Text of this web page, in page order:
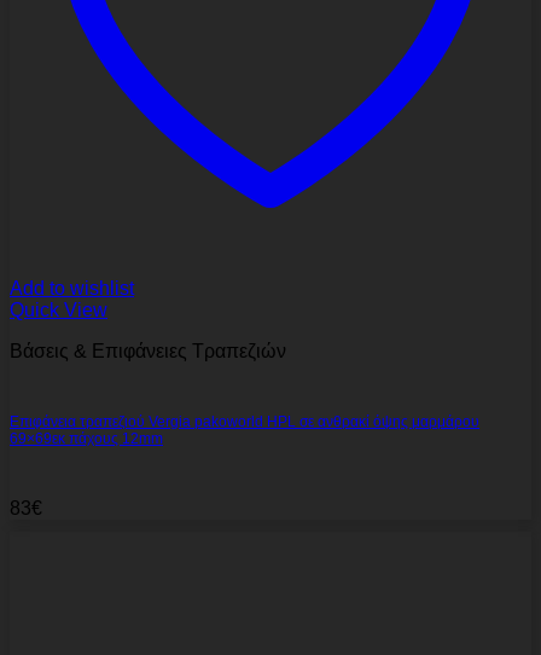
Add to wishlist
Quick View
Βάσεις & Επιφάνειες Τραπεζιών
Επιφάνεια τραπεζιού Vergia pakoworld HPL σε ανθρακί όψης μαρμάρου
69×69εκ πάχους 12mm
83€